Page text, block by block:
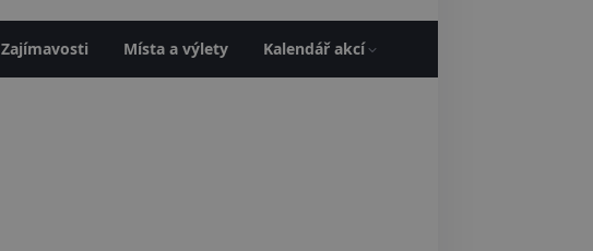
Zajímavosti Místa a výlety Kalendář akcí